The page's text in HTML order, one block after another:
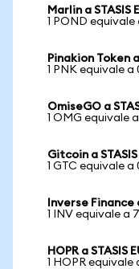
Marlin a STASIS
1 POND
Pinakion Token
1 PNK equivale a
OmiseGO a
1 OMG equivale
Gitcoin a STASIS
1 GTC equivale a
Inverse Finance
1 INV equivale a
HOPR a STASIS
1 HOPR equivale